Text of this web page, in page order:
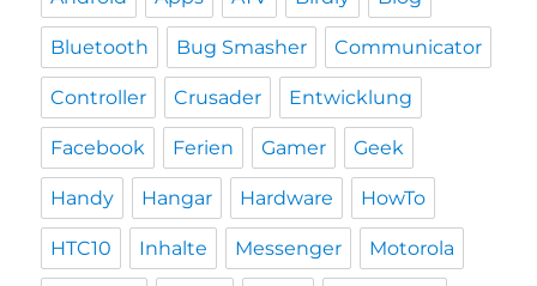
Bluetooth Bug Smasher Communicator
Controller Crusader Entwicklung
Facebook Ferien Gamer Geek
Handy Hangar Hardware HowTo
HTC10 Inhalte Messenger Motorola